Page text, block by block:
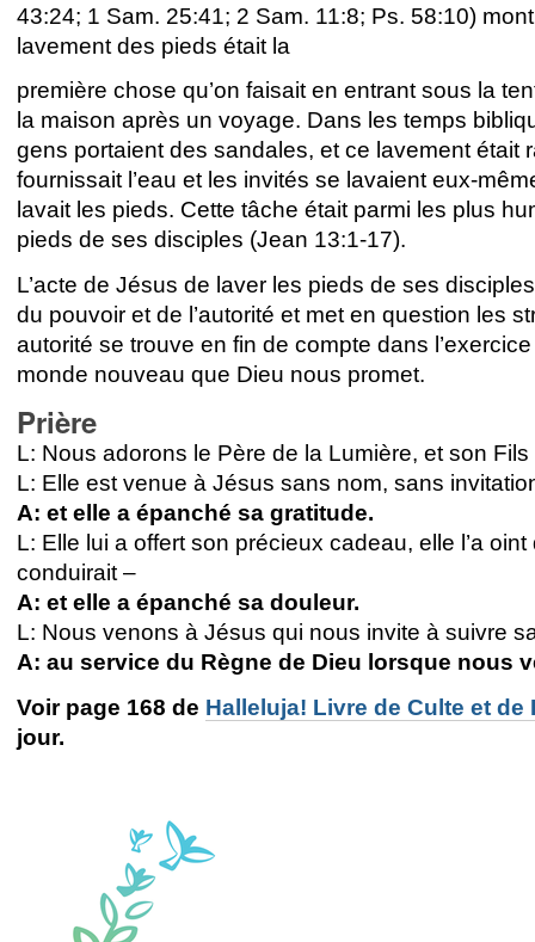
43:24; 1 Sam. 25:41; 2 Sam. 11:8; Ps. 58:10)
lavement des pieds était la
première chose qu’on faisait en entrant sous la
la maison après un voyage. Dans les temps
gens portaient des sandales, et ce lavement était
fournissait l’eau et les invités se lavaient eux-
lavait les pieds. Cette tâche était parmi les plus
pieds de ses disciples (Jean 13:1-17).
L’acte de Jésus de laver les pieds de ses
du pouvoir et de l’autorité et met en question les
autorité se trouve en fin de compte dans
monde nouveau que Dieu nous promet.
Prière
L: Nous adorons le Père de la Lumière, et son
L: Elle est venue à Jésus sans nom, sans
A: et elle a épanché sa gratitude.
L: Elle lui a offert son précieux cadeau, elle l’a
conduirait –
A: et elle a épanché sa douleur.
L: Nous venons à Jésusqui nous invite à suivre
A: au service du Règne de Dieu lorsque nous
Voir page 168 de Halleluja! Livre de Culte et de
jour.